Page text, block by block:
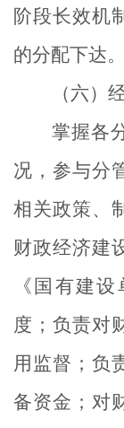
阶段长效机
的分配下达
（六）
掌握各
况，参与分
相关政策、
财政经济建
《国有建
度；负责对
用监督；负
备资金；对